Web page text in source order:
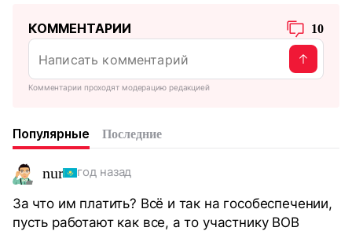
КОММЕНТАРИИ 10
Комментарии проходят модерацию редакцией
Популярные Последние
nur год назад
За что им платить? Всё и так на гособеспечении,
пусть работают как все, а то участнику ВОВ